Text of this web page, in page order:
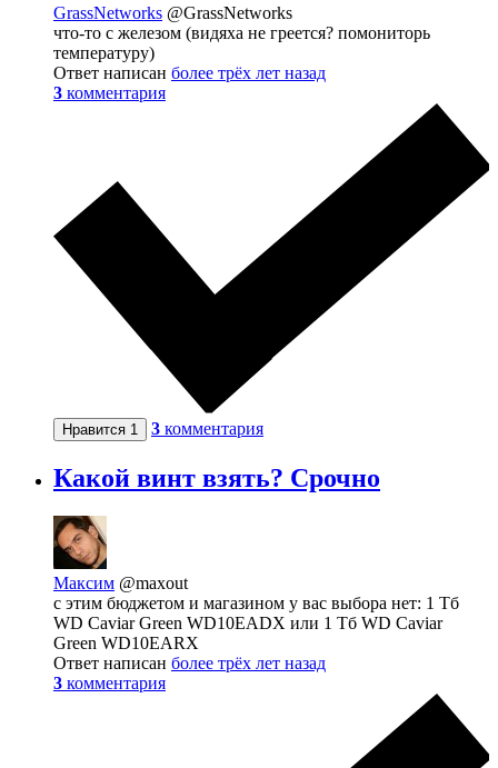
GrassNetworks @GrassNetworks
что-то с железом (видяха не греется? помониторь
температуру)
Ответ написан более трёх лет назад
3 комментария
Нравится 1 3 комментария
Какой винт взять? Срочно
Максим @maxout
с этим бюджетом и магазином у вас выбора нет: 1 Тб
WD Caviar Green WD10EADX или 1 Тб WD Caviar
Green WD10EARX
Ответ написан более трёх лет назад
3 комментария